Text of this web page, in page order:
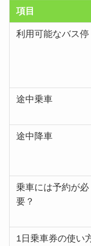
項目
利用可能なバス停
途中乗車
途中降車
乗車には予約が必
要？
1日乗車券の使い